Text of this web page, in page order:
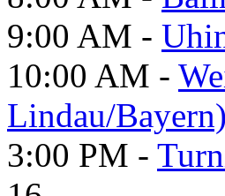
9:00 AM -
10:00 AM -
Lindau/
3:00 PM -